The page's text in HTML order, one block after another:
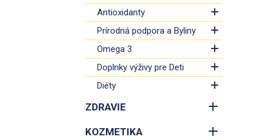
Antioxidanty
Prírodná podpora a Byliny
Omega 3
Doplnky výživy pre Deti
Diéty
ZDRAVIE
KOZMETIKA
vývoj